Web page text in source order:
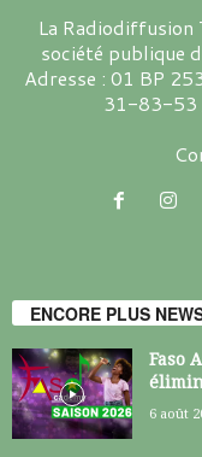
La Radiodiffusion
société publique
Adresse : 01 BP
31-83-53
ENCORE PLUS
Faso
6 août